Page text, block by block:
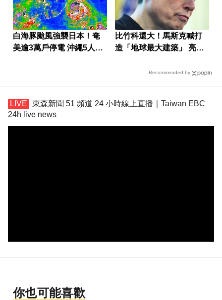
白海豚颱風強襲日本！奄
美逾3萬戶停電 沖繩5人受
比竹科還大！馬斯克喊打
造「地球最大建築」 亮點
Recommended by
東森新聞 51 頻道 24 小時線上直播｜Taiwan EBC
24h live news
你也可能喜歡